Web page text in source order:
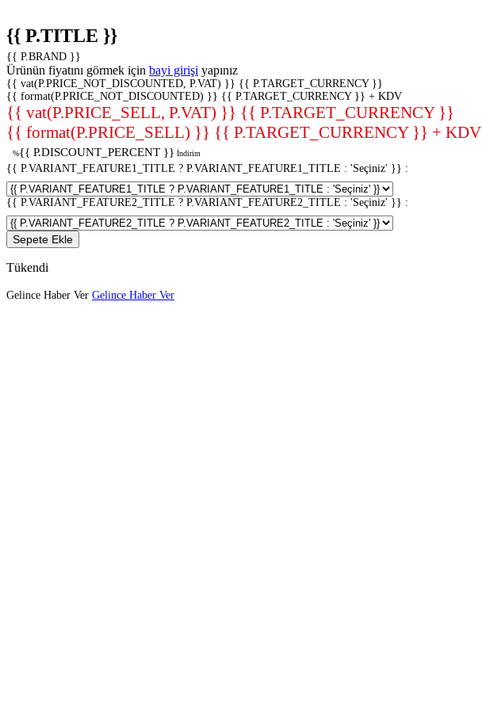
{{ P.TITLE }}
{{ P.BRAND }}
Ürünün fiyatını görmek için bayi girişi yapınız
{{ vat(P.PRICE_NOT_DISCOUNTED, P.VAT) }} {{ P.TARGET_CURRENCY }}
{{ format(P.PRICE_NOT_DISCOUNTED) }} {{ P.TARGET_CURRENCY }} + KDV
{{ vat(P.PRICE_SELL, P.VAT) }} {{ P.TARGET_CURRENCY }}
{{ format(P.PRICE_SELL) }} {{ P.TARGET_CURRENCY }} + KDV
%{{ P.DISCOUNT_PERCENT }} İndirim
{{ P.VARIANT_FEATURE1_TITLE ? P.VARIANT_FEATURE1_TITLE : 'Seçiniz' }} :
{{ P.VARIANT_FEATURE2_TITLE ? P.VARIANT_FEATURE2_TITLE : 'Seçiniz' }} :
Sepete Ekle
Tükendi
Gelince Haber Ver Gelince Haber Ver